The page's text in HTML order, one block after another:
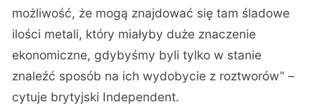
możliwość, że mogą znajdować się tam śladowe
ilości metali, który miałyby duże znaczenie
ekonomiczne, gdybyśmy byli tylko w stanie
znaleźć sposób na ich wydobycie z roztworów” –
cytuje brytyjski Independent.